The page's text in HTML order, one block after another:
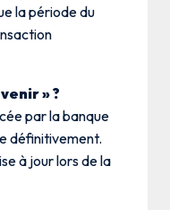
la période du
» ?
par la banque
définitivement.
à jour lors de la